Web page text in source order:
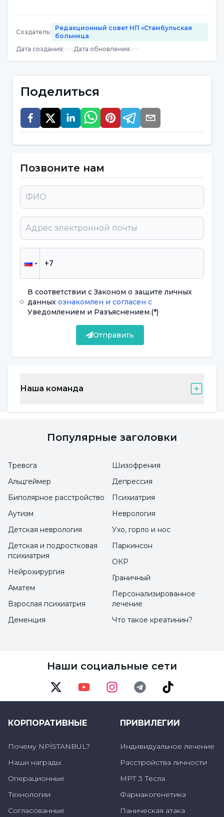
Университета Üsküdar NP Etiler Medical
Centre Серкан Эльчи отметил важность
расстройство, возникающее после таких
родственников, существенно влияет на
жизнь человека.
Серкан Эльчи сказал: "Мы не можем
продолжать жить по-старому после
внезапного события. В так называемом
травматическом опыте человек пережил
реальную смерть или угрозу смерти,
серьезную травму или угрозу физической
целостности себя или других, стал
свидетелем такого события или столкнулся
с ним. Реакция человека может включать
сильный страх, беспомощность или ужас".
Если эти состояния наблюдаются
Специалист по клинической психологии
расстройством (ПТСР), необходимо, чтобы
следующие состояния наблюдались более 1
событием, продолжаются с одинаковой
интенсивностью,
- флэшбэки, связанные с моментом события,
- Как и в случае с депрессивными
симптомами, сильное недовольство,
недомогание, нарушения сна и аппетита,
расстройства можно распознать по
снижению концентрации внимания и
рассеянности.
процесса
Серкан Эльчи отметил, что многие люди
Создатель:
Редакционный совет НП «Стамбульская
больница
Дата создания: |Дата обновления:
Поделиться
Позвоните нам
В соответствии с Законом о защите личных
данныхознакомлен и согласен с
Уведомлением и Разъяснением.(*)
Отправить
Наша команда
Популярные заголовки
Тревога
Альцгеймер
Биполярное расстройство
Аутизм
Детская неврология
Шизофрения
Депрессия
Психиатрия
Неврология
Ухо, горло и нос
Детская и подростковая
психиатрия
Нейрохирургия
Аматем
Взрослая психиатрия
Деменция
Паркинсон
ОКР
Граничный
Персонализированное
лечение
Что такое креатинин?
Наши социальные сети
КОРПОРАТИВНЫЕ
Почему NPİSTANBUL?
Наши награды
Операционные
Технологии
Согласованные
ПРИВИЛЕГИИ
Индивидуальное лечение
Расстройства личности
МРТ 3 Тесла
Фармакогенетика
Паническая атака